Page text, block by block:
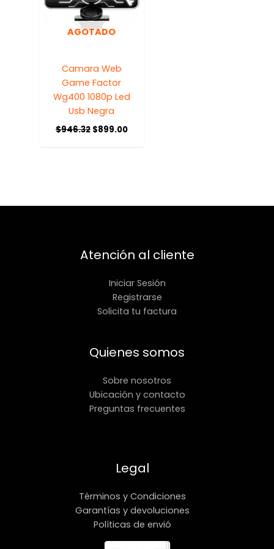
AGOTADO
Camara Web
Game Factor
Wg400 1080p Led
Usb Negra
$946.32 $899.00
Atención al cliente
Iniciar Sesión
Registrarse
Solicita tu factura
Quienes somos
Sobre nosotros
Ubicación y contacto
Preguntas frecuentes
Legal
Términos y Condiciones
Garantías y devoluciones
Políticas de envió